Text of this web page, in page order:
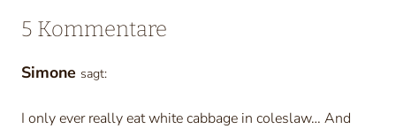
5 Kommentare
Simone sagt:
I only ever really eat white cabbage in coleslaw… And